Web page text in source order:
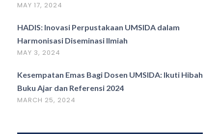
MAY 17, 2024
HADIS: Inovasi Perpustakaan UMSIDA dalam
Harmonisasi Diseminasi Ilmiah
MAY 3, 2024
Kesempatan Emas Bagi Dosen UMSIDA: Ikuti Hibah
Buku Ajar dan Referensi 2024
MARCH 25, 2024